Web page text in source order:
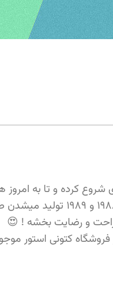
در این ویدیویی که براتون تهیه کردیم از ۴ رنگبندی